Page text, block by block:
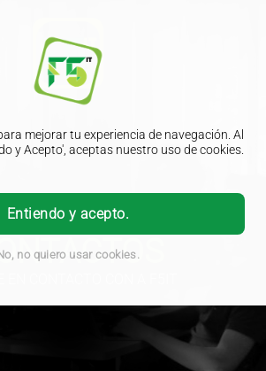
mejorar tu experiencia de navegación. Al
y Acepto', aceptas nuestro uso de cookies.
Entiendo y acepto.
no quiero usar cookies.